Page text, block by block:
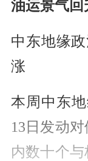
油运景气回
中东地缘
涨
本周中东
13日发动
内数十个